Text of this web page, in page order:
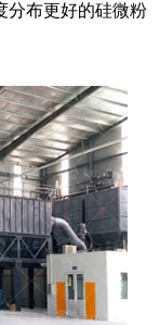
分布更好的硅微粉